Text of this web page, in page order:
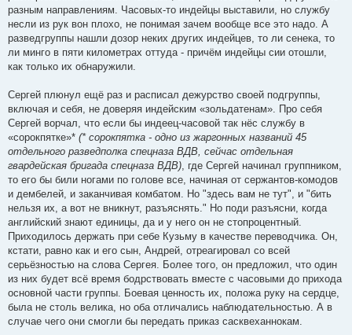
разным направлениям. Часовых-то индейцы выставили, но службу
несли из рук вон плохо, не понимая зачем вообще все это надо. А
разведгруппы нашли дозор неких других индейцев, то ли сенека, то
ли минго в пяти километрах оттуда - причём индейцы сии отошли,
как только их обнаружили.
Сергей плюнул ещё раз и расписал дежурство своей подгруппы,
включая и себя, не доверяя индейским «зольдатенам». Про себя
Сергей ворчал, что если бы индеец-часовой так нёс службу в
«сорокпятке»* (* сорокпятка - одно из жаргонных названий 45
отдельного разведполка спецназа ВДВ, сейчас отдельная
гвардейская бригада спецназа ВДВ), где Сергей начинал группником,
то его бы били ногами по голове все, начиная от сержантов-комодов
и дембелей, и заканчивая комбатом. Но "здесь вам не тут", и "бить
нельзя их, а вот не вникнут, разъяснять." Но поди разъясни, когда
английский знают единицы, да и у него он не стопроцентный.
Приходилось держать при себе Кузьму в качестве переводчика. Он,
кстати, равно как и его сын, Андрей, отреагировал со всей
серьёзностью на слова Сергея. Более того, он предложил, что один
из них будет всё время бодрствовать вместе с часовыми до прихода
основной части группы. Боевая ценность их, положа руку на сердце,
была не столь велика, но оба отличались наблюдательностью. А в
случае чего они смогли бы передать приказ сасквеханнокам.